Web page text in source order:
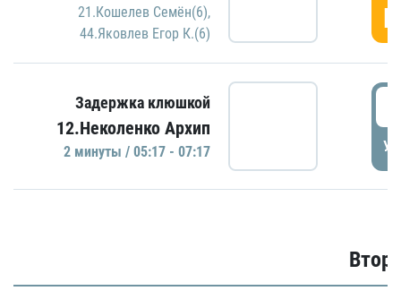
21.Кошелев Семён(6),
44.Яковлев Егор К.(6)
Задержка клюшкой
12.Неколенко Архип
2 минуты / 05:17 - 07:17